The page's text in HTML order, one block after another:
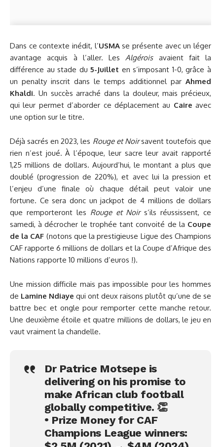
Dans ce contexte inédit, l’USMAse présente avec un léger
avantage acquis à l’aller. Les Algéroisavaient fait la
différence au stade du 5-Juillet en s’imposant 1-0, grâce à
un penalty inscrit dans le temps additionnel par Ahmed
Khaldi. Un succès arraché dans la douleur, mais précieux,
qui leur permet d’aborder ce déplacement au Caire avec
une option sur le titre.
Déjà sacrés en 2023, les Rouge et Noirsavent toutefois que
rien n’est joué. À l’époque, leur sacre leur avait rapporté
1,25 millions de dollars. Aujourd’hui, le montant a plus que
doublé (progression de 220%), et avec lui la pression et
l’enjeu d’une finale où chaque détail peut valoir une
fortune. Ce sera donc un jackpot de 4 millions de dollars
que remporteront les Rouge et Noirs’ils réussissent, ce
samedi, à décrocher le trophée tant convoité de la Coupe
de la CAF (notons que la prestigieuse Ligue des Champions
CAF rapporte 6 millions de dollars et la Coupe d’Afrique des
Nations rapporte 10 millions d’euros !).
Une mission difficile mais pas impossible pour les hommes
de Lamine Ndiaye qui ont deux raisons plutôt qu’une de se
battre bec et ongle pour remporter cette manche retour.
Une deuxième étoile et quatre millions de dollars, le jeu en
vaut vraiment la chandelle.
Dr Patrice Motsepe is
delivering on his promise to
make African club football
globally competitive. 👏
• Prize Money for CAF
Champions League winners: